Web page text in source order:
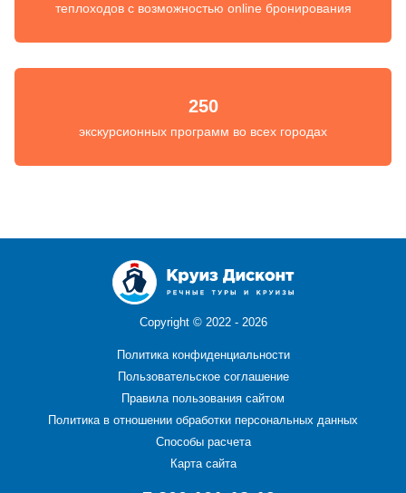
теплоходов с возможностью online бронирования
250
экскурсионных программ во всех городах
Copyright © 2022 - 2026
Политика конфиденциальности
Пользовательское соглашение
Правила пользования сайтом
Политика в отношении обработки персональных данных
Способы расчета
Карта сайта